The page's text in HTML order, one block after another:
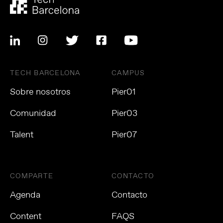
TECH BARCELONA
Sobre nosotros
Comunidad
Talent
CAMPUS
Pier01
Pier03
Pier07
COMPARTE
Agenda
Content
CONTACTO
Contacto
FAQS